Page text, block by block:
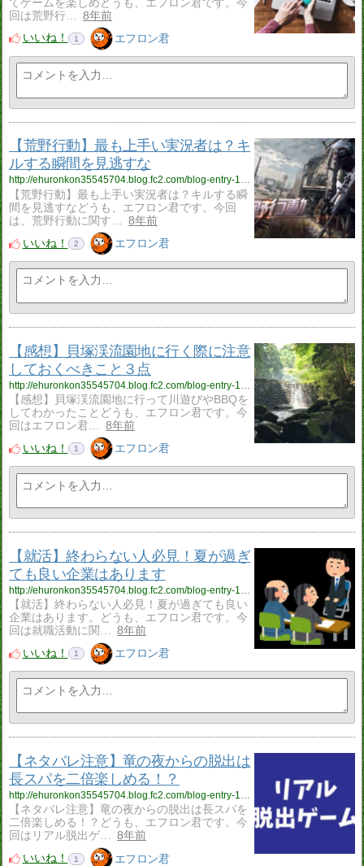
てゲームを楽しめどうも、エフロン君です。今
回は荒野行…
8年前
いいね！
1 エフロン君
【荒野行動】最も上手い実況者は？キ
ルする瞬間を見逃すな
http://ehuronkon35545704.blog.fc2.com/blog-entry-143.html
【荒野行動】最も上手い実況者は？キルする瞬
間を見逃すなどうも、エフロン君です。今回
は、荒野行動に関す…
8年前
いいね！
2 エフロン君
【感想】貝塚渓流園地に行く際に注意
しておくべきこと３点
【感想】貝塚渓流園地に行って川遊びやBBQを
してわかったことどうも、エフロン君です。今
回はエフロン君…
8年前
いいね！
1 エフロン君
【就活】終わらない人必見！夏が過ぎ
ても良い企業はあります
http://ehuronkon35545704.blog.fc2.com/blog-entry-141.html
【就活】終わらない人必見！夏が過ぎても良い
企業はあります。どうも、エフロン君です。今
回は就職活動に関…
8年前
いいね！
1 エフロン君
【ネタバレ注意】竜の夜からの脱出は
長スパを二倍楽しめる！？
http://ehuronkon35545704.blog.fc2.com/blog-entry-140.html
【ネタバレ注意】竜の夜からの脱出は長スパを
二倍楽しめる！？どうも、エフロン君です。今
回はリアル脱出ゲ…
8年前
いいね！
1 エフロン君